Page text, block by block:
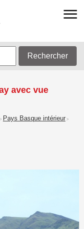
Rechercher
avec vue
> Pays Basque intérieur >